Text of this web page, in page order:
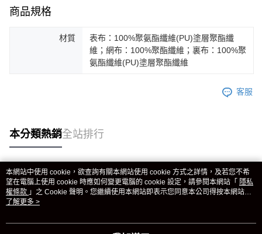
商品規格
材質
表布：100%聚氨酯纖維(PU)塗層聚酯纖
維；網布：100%聚酯纖維；裏布：100%聚
氨酯纖維(PU)塗層聚酯纖維
客服
本分類熱銷全站排行
熱門標籤
本網站中使用 cookie，欲查詢有關本網站使用 cookie 方式之詳情，及若您不希
望在電腦上使用 cookie 時應如何變更電腦的 cookie 設定，請參閱本網站「 隱私
權條款 」之 Cookie 聲明。您繼續使用本網站即表示您同意本公司得按本網站使
用條款之 Cookie 聲明使用 cookie。
了解更多 >